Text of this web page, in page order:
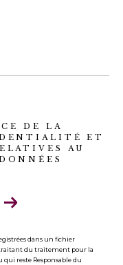
DE LA
ET
AU
dans un fichier
du traitement pour la
qui reste Responsable du